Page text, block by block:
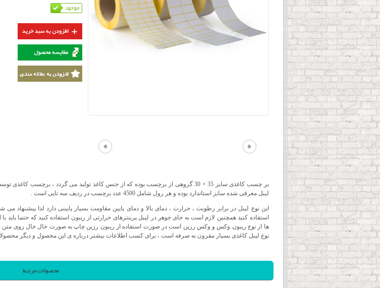
بر چسب کاغذی سایز 35 × 30 گروهی از برچسب بوده که از جنس کاغذ تولید می گردد ، برچسب کاغذی توسط دستگاه
لیبل معرفی شده سایز استاندارد بوده و هر رول شامل 4500 عدد برچسب در ردیف سه تایی است .
این نوع لیبل در برابر رطوبت ، حرارت ، دمای بالا و دمای پایین مقاومت بسیار پایینی دارد لذا پیشنهاد
استفاده کنید همچنین لازم است به جای جوهر در لیبل پرینترهای حرارتی از ریبون استفاده کنید که حتما باید
ها از نوع ریبون وکس و وکس رزین است در صورت استفاده از ریبون رزین چاپ به صورت خال خال روی متن و
نوع لیبل کاغذی بسیار مقرون به صرفه است ، برای کسب اطلاعات بیشتر درباره ی این محصول و دیگر
محصولات مرتبط